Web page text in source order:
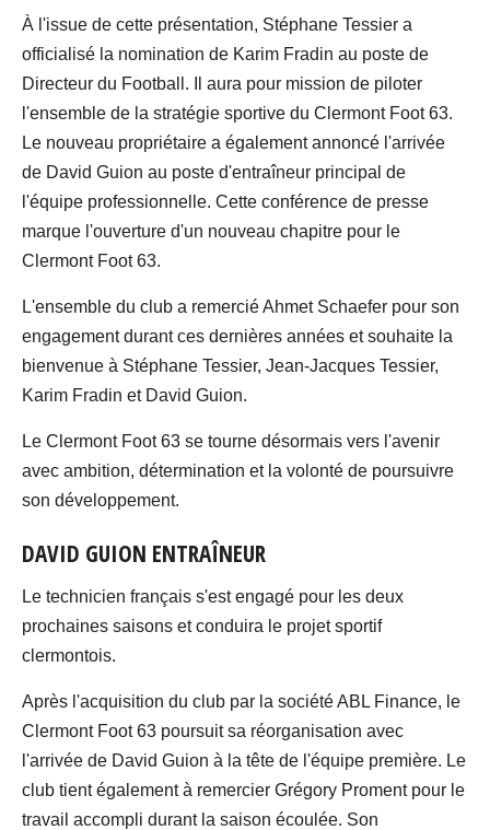
À l'issue de cette présentation, Stéphane Tessier a
officialisé la nomination de Karim Fradin au poste de
Directeur du Football. Il aura pour mission de piloter
l'ensemble de la stratégie sportive du Clermont Foot 63.
Le nouveau propriétaire a également annoncé l'arrivée
de David Guion au poste d'entraîneur principal de
l'équipe professionnelle. Cette conférence de presse
marque l'ouverture d'un nouveau chapitre pour le
Clermont Foot 63.
L'ensemble du club a remercié Ahmet Schaefer pour son
engagement durant ces dernières années et souhaite la
bienvenue à Stéphane Tessier, Jean-Jacques Tessier,
Karim Fradin et David Guion.
Le Clermont Foot 63 se tourne désormais vers l'avenir
avec ambition, détermination et la volonté de poursuivre
son développement.
DAVID GUION ENTRAÎNEUR
Le technicien français s'est engagé pour les deux
prochaines saisons et conduira le projet sportif
clermontois.
Après l'acquisition du club par la société ABL Finance, le
Clermont Foot 63 poursuit sa réorganisation avec
l'arrivée de David Guion à la tête de l'équipe première. Le
club tient également à remercier Grégory Proment pour le
travail accompli durant la saison écoulée. Son